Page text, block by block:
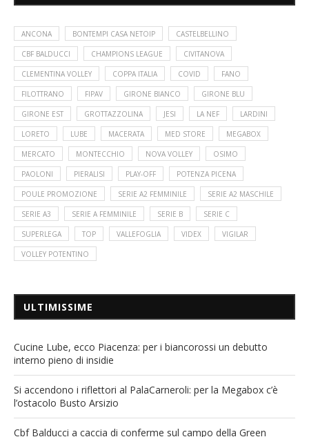
ANCONA BONTEMPI CASA NETOIP CASTELBELLINO
CBF BALDUCCI CHAMPIONS LEAGUE CIVITANOVA
CLEMENTINA VOLLEY COPPA ITALIA COVID FANO
FILOTTRANO FIPAV GIRONE BIANCO GIRONE BLU
GIRONE EST GROTTAZZOLINA JESI LA NEF LARDINI
LORETO LUBE MACERATA MED STORE MEGABOX
MERCATO MONTECCHIO NOVA VOLLEY OSIMO
PAOLONI PIERALISI PLAY-OFF POTENZA PICENA
POULE PROMOZIONE SERIE A2 FEMMINILE SERIE A2 MASCHILE
SERIE A3 SERIE A FEMMINILE SERIE B SERIE C
SUPERLEGA TOP VALLEFOGLIA VIDEX VIGILAR
VOLLEY POTENTINO
ULTIMISSIME
Cucine Lube, ecco Piacenza: per i biancorossi un debutto
interno pieno di insidie
Si accendono i riflettori al PalaCarneroli: per la Megabox c’è
l’ostacolo Busto Arsizio
Cbf Balducci a caccia di conferme sul campo della Green